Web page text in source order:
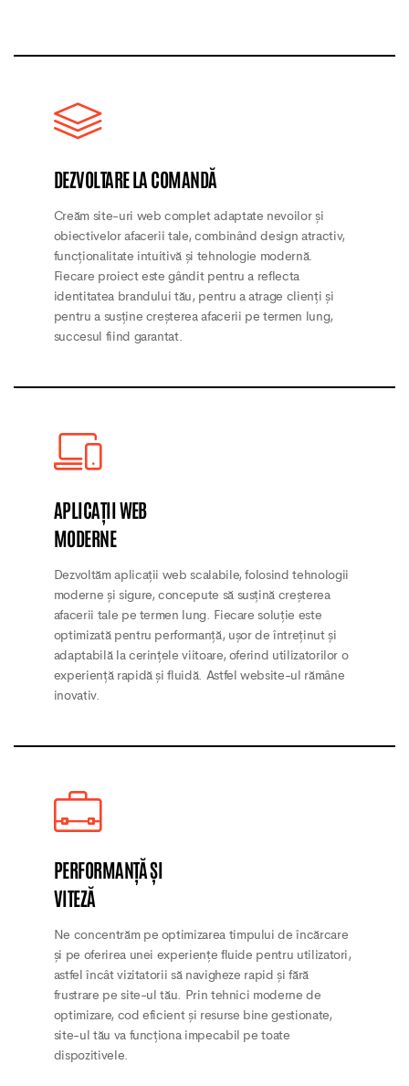
DEZVOLTARE LA COMANDĂ
Creăm site-uri web complet adaptate nevoilor și
obiectivelor afacerii tale, combinând design atractiv,
funcționalitate intuitivă și tehnologie modernă.
Fiecare proiect este gândit pentru a reflecta
identitatea brandului tău, pentru a atrage clienți și
pentru a susține creșterea afacerii pe termen lung,
succesul fiind garantat.
APLICAȚII WEB
MODERNE
Dezvoltăm aplicații web scalabile, folosind tehnologii
moderne și sigure, concepute să susțină creșterea
afacerii tale pe termen lung. Fiecare soluție este
optimizată pentru performanță, ușor de întreținut și
adaptabilă la cerințele viitoare, oferind utilizatorilor o
experiență rapidă și fluidă. Astfel website-ul rămâne
inovativ.
PERFORMANȚĂ ȘI
VITEZĂ
Ne concentrăm pe optimizarea timpului de încărcare
și pe oferirea unei experiențe fluide pentru utilizatori,
astfel încât vizitatorii să navigheze rapid și fără
frustrare pe site-ul tău. Prin tehnici moderne de
optimizare, cod eficient și resurse bine gestionate,
site-ul tău va funcționa impecabil pe toate
dispozitivele.